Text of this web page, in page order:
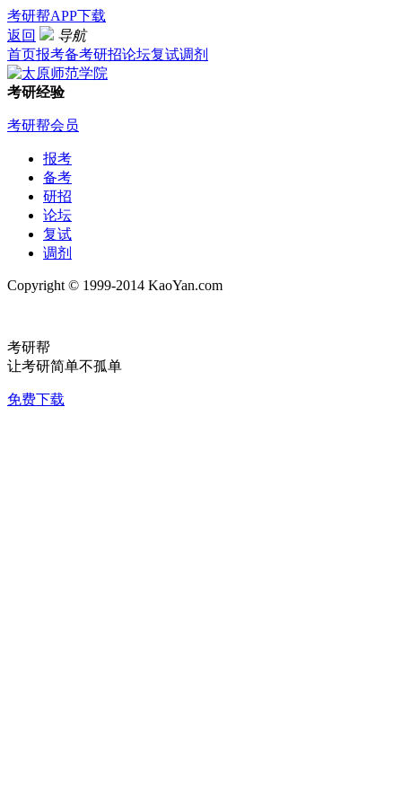
考研帮APP下载
返回
导航
首页报考备考研招论坛复试调剂
考研经验
考研帮会员
报考
备考
研招
论坛
复试
调剂
Copyright © 1999-2014 KaoYan.com
考研帮
让考研简单不孤单
免费下载